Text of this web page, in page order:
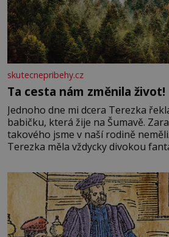
skutecnepribehy.cz
Ta cesta nám změnila život!
Jednoho dne mi dcera Terezka
babičku, která žije na Šumavě.
takového jsme v naší rodině
Terezka měla vždycky divokou
zdálo o jednorožcích, krásných
rytířích a létajících dracích.